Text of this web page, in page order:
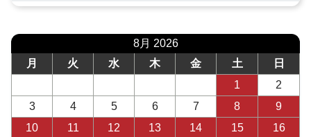
8月 2026
月
火 水 木 金 土
日
1
2
3
4 5 6 7 8
9
10
11 12 13 14 15
16